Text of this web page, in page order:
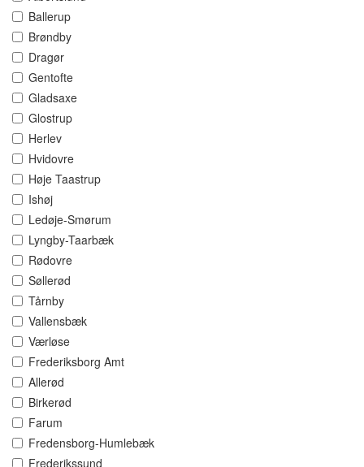
Ballerup
Brøndby
Dragør
Gentofte
Gladsaxe
Glostrup
Herlev
Hvidovre
Høje Taastrup
Ishøj
Ledøje-Smørum
Lyngby-Taarbæk
Rødovre
Søllerød
Tårnby
Vallensbæk
Værløse
Frederiksborg Amt
Allerød
Birkerød
Farum
Fredensborg-Humlebæk
Frederikssund